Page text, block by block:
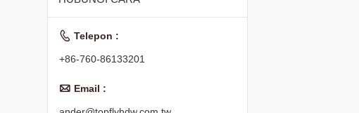
 Telepon :
+86-760-86133201
 Email :